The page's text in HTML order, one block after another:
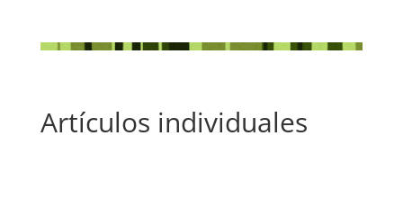
Artículos individuales